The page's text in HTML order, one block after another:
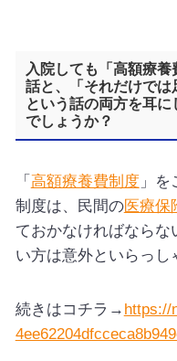
入院しても「高額療
話と、「それだけでは
という話の両方を耳
でしょうか？
「 高額療養費制度 」
制度は、民間の医療保
ておかなければなら
い方は意外といらっし
続きはコチラ→ https://